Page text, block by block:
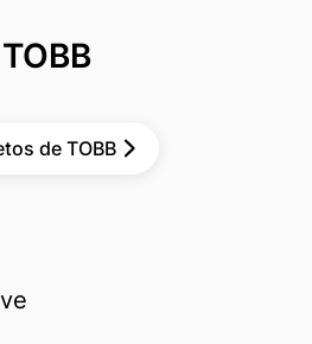
TOBB
de TOBB